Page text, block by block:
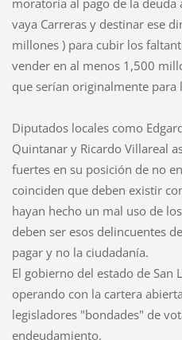
moratoria al pago de la deuda
vaya Carreras y destinar ese
millones ) para cubir los
vender en al menos 1,500
que serían originalmente para
Diputados locales como
Quintanar y Ricardo Villareal
fuertes en su posición de no
coinciden que deben existir
hayan hecho un mal uso de
deben ser esos delincuentes
pagar y no la ciudadanía.
El gobierno del estado de San
operando con la cartera
legisladores "bondades" de
endeudamiento.